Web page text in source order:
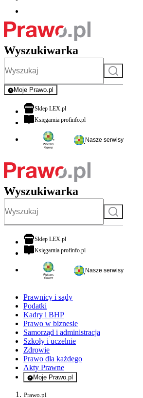
Wyszukiwarka
Szukaj
Moje Prawo.pl
- rejestracja i logowanie do serwisu
Sklep LEX.plotwiera się w nowej karcie
Księgarnia profinfo.plotwiera się w nowej karcie
Nasze serwisy
Wyszukiwarka
Szukaj
Sklep LEX.plotwiera się w nowej karcie
Księgarnia profinfo.plotwiera się w nowej karcie
Nasze serwisy
Prawnicy i sądy
Podatki
Kadry i BHP
Prawo w biznesie
Samorząd i administracja
Szkoły i uczelnie
Zdrowie
Prawo dla każdego
Akty Prawne
Moje Prawo.pl
- rejestracja i logowanie do
Prawo.pl